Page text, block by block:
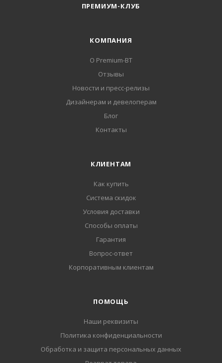
ПРЕМИУМ-КЛУБ
КОМПАНИЯ
О Premium-BT
Отзывы
Новости и пресс-релизы
Дизайнерам и девелоперам
Блог
Контакты
КЛИЕНТАМ
Как купить
Система скидок
Условия доставки
Способы оплаты
Гарантия
Вопрос-ответ
Корпоративным клиентам
ПОМОЩЬ
Наши реквизиты
Политика конфиденциальности
Обработка и защита персональных данных